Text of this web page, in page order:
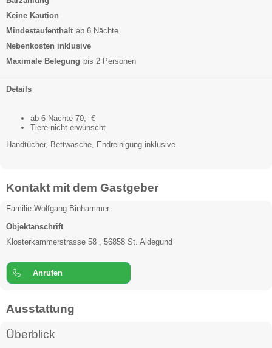
Keine Kaution
Mindestaufenthalt ab 6 Nächte
Nebenkosten inklusive
Maximale Belegung bis 2 Personen
Details
ab 6 Nächte 70,- €
Tiere nicht erwünscht
Handtücher, Bettwäsche, Endreinigung inklusive
Kontakt mit dem Gastgeber
Familie Wolfgang Binhammer
Objektanschrift
Klosterkammerstrasse 58 , 56858 St. Aldegund
Anrufen
Ausstattung
Überblick